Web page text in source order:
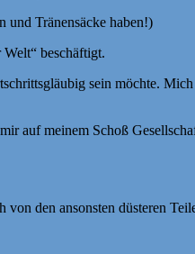
und Tränensäcke haben!)
beschäftigt.
sein möchte.
auf meinem Schoß
von den ansonsten düsteren